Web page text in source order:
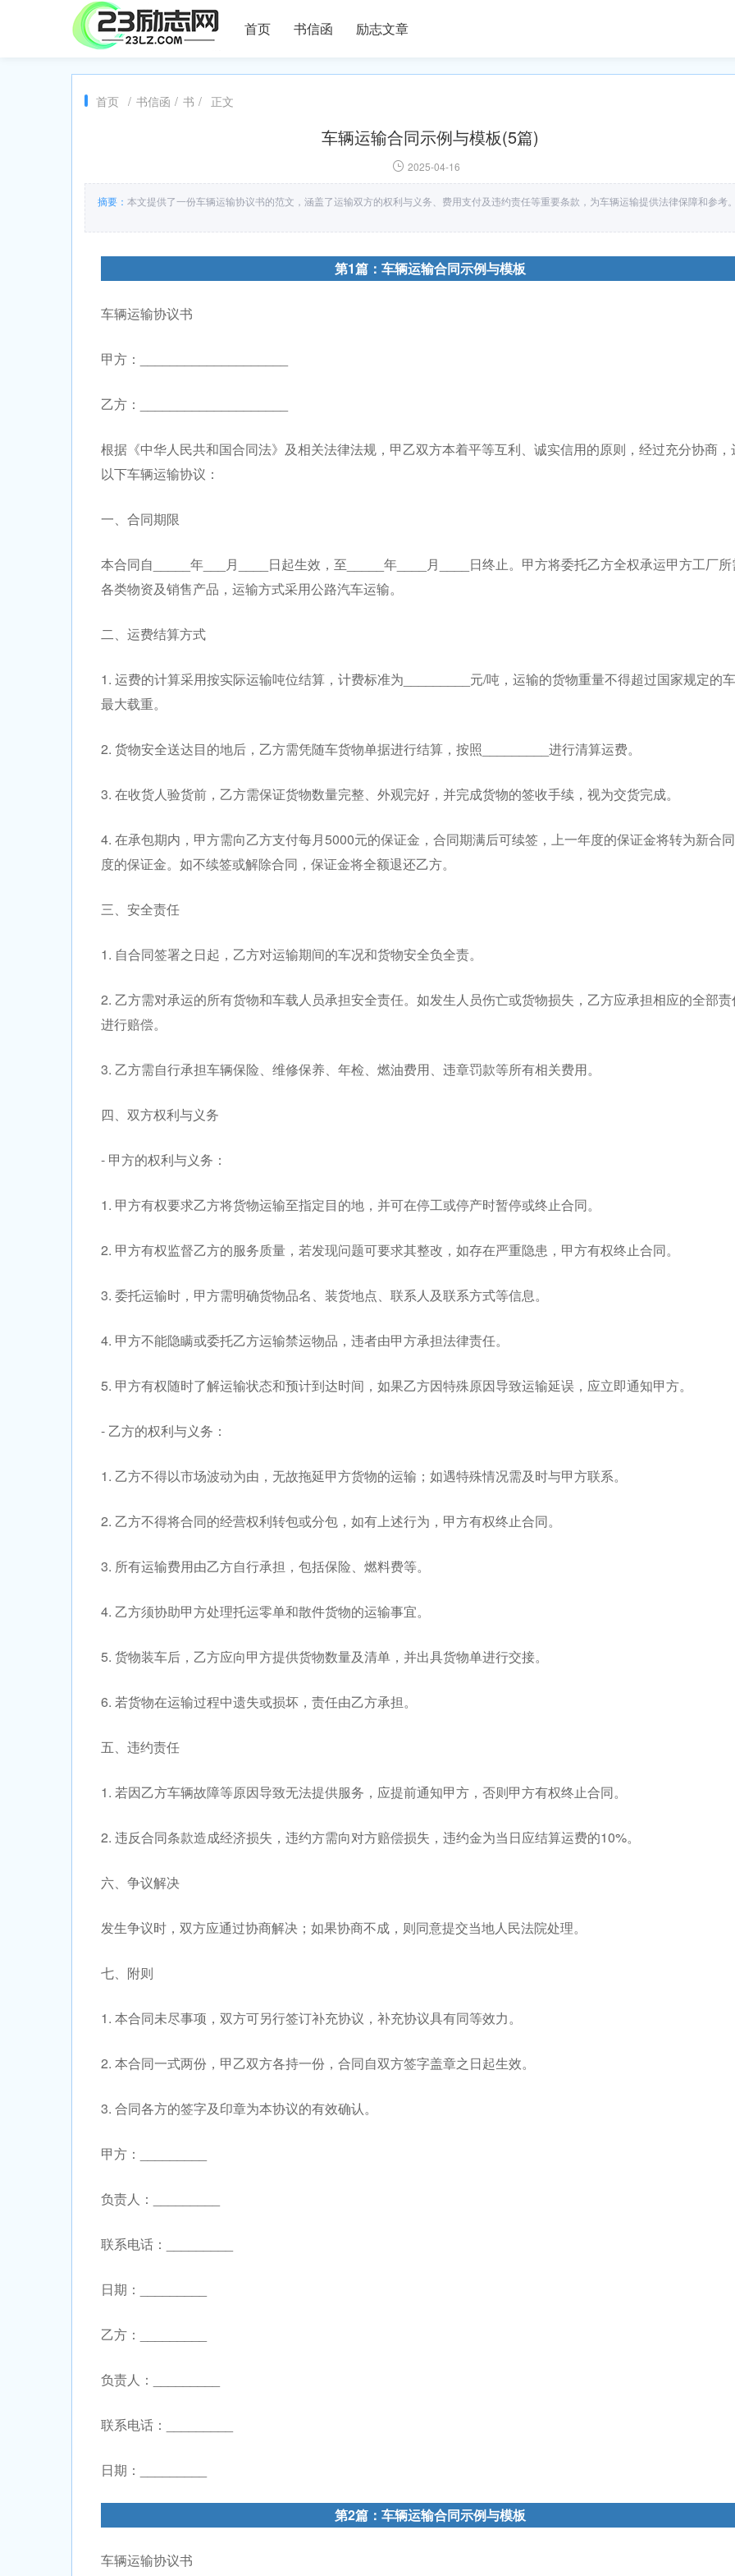
首页 书信函 励志文章
首页 / 书信函 / 书 / 正文
车辆运输合同示例与模板(5篇)
2025-04-16
摘要： 本文提供了一份车辆运输协议书的范文，涵盖了运输双方的权利与义务、费用支付及违约责任等重要条款，为车辆运输提供法律保障和参考。
第1篇：车辆运输合同示例与模板
车辆运输协议书
甲方：____________________
乙方：____________________
根据《中华人民共和国合同法》及相关法律法规，甲乙双方本着平等互利、诚实信用的原则，经过充分协商，
以下车辆运输协议：
一、合同期限
本合同自_____年___月____日起生效，至_____年____月____日终止。甲方将委托乙方全权承运甲方工厂所
各类物资及销售产品，运输方式采用公路汽车运输。
二、运费结算方式
1. 运费的计算采用按实际运输吨位结算，计费标准为_________元/吨，运输的货物重量不得超过国家规定的
最大载重。
2. 货物安全送达目的地后，乙方需凭随车货物单据进行结算，按照_________进行清算运费。
3. 在收货人验货前，乙方需保证货物数量完整、外观完好，并完成货物的签收手续，视为交货完成。
4. 在承包期内，甲方需向乙方支付每月5000元的保证金，合同期满后可续签，上一年度的保证金将转为新合
度的保证金。如不续签或解除合同，保证金将全额退还乙方。
三、安全责任
1. 自合同签署之日起，乙方对运输期间的车况和货物安全负全责。
2. 乙方需对承运的所有货物和车载人员承担安全责任。如发生人员伤亡或货物损失，乙方应承担相应的全部
进行赔偿。
3. 乙方需自行承担车辆保险、维修保养、年检、燃油费用、违章罚款等所有相关费用。
四、双方权利与义务
- 甲方的权利与义务：
1. 甲方有权要求乙方将货物运输至指定目的地，并可在停工或停产时暂停或终止合同。
2. 甲方有权监督乙方的服务质量，若发现问题可要求其整改，如存在严重隐患，甲方有权终止合同。
3. 委托运输时，甲方需明确货物品名、装货地点、联系人及联系方式等信息。
4. 甲方不能隐瞒或委托乙方运输禁运物品，违者由甲方承担法律责任。
5. 甲方有权随时了解运输状态和预计到达时间，如果乙方因特殊原因导致运输延误，应立即通知甲方。
- 乙方的权利与义务：
1. 乙方不得以市场波动为由，无故拖延甲方货物的运输；如遇特殊情况需及时与甲方联系。
2. 乙方不得将合同的经营权利转包或分包，如有上述行为，甲方有权终止合同。
3. 所有运输费用由乙方自行承担，包括保险、燃料费等。
4. 乙方须协助甲方处理托运零单和散件货物的运输事宜。
5. 货物装车后，乙方应向甲方提供货物数量及清单，并出具货物单进行交接。
6. 若货物在运输过程中遗失或损坏，责任由乙方承担。
五、违约责任
1. 若因乙方车辆故障等原因导致无法提供服务，应提前通知甲方，否则甲方有权终止合同。
2. 违反合同条款造成经济损失，违约方需向对方赔偿损失，违约金为当日应结算运费的10%。
六、争议解决
发生争议时，双方应通过协商解决；如果协商不成，则同意提交当地人民法院处理。
七、附则
1. 本合同未尽事项，双方可另行签订补充协议，补充协议具有同等效力。
2. 本合同一式两份，甲乙双方各持一份，合同自双方签字盖章之日起生效。
3. 合同各方的签字及印章为本协议的有效确认。
甲方：_________
负责人：_________
联系电话：_________
日期：_________
乙方：_________
负责人：_________
联系电话：_________
日期：_________
第2篇：车辆运输合同示例与模板
车辆运输协议书